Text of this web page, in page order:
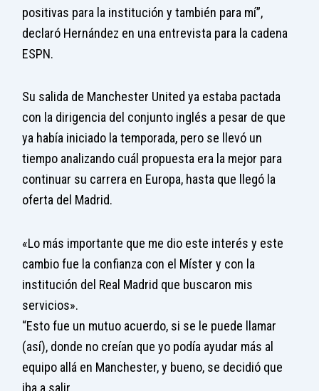
positivas para la institución y también para mí”,
declaró Hernández en una entrevista para la cadena
ESPN.
Su salida de Manchester United ya estaba pactada
con la dirigencia del conjunto inglés a pesar de que
ya había iniciado la temporada, pero se llevó un
tiempo analizando cuál propuesta era la mejor para
continuar su carrera en Europa, hasta que llegó la
oferta del Madrid.
«Lo más importante que me dio este interés y este
cambio fue la confianza con el Míster y con la
institución del Real Madrid que buscaron mis
servicios».
“Esto fue un mutuo acuerdo, si se le puede llamar
(así), donde no creían que yo podía ayudar más al
equipo allá en Manchester, y bueno, se decidió que
iba a salir.